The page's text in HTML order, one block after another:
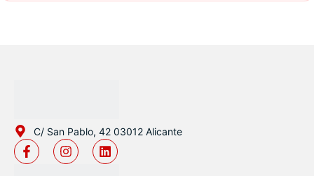
C/ San Pablo, 42 03012 Alicante